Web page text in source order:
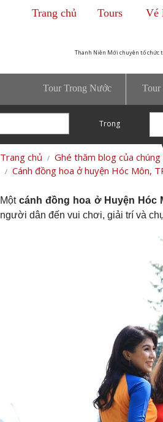
Thanh Niên Mới chuyên tổ chức
Trang chủ Tours Vé
Tour Trong Nước Tour
Trong
Trang chủ
Ghé thăm blog của
Cánh đồng hoa ở huyện Hóc Môn,
Một cánh đồng hoa ở Huyện Hóc
người dân đến vui chơi, giải trí và